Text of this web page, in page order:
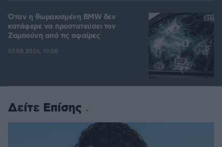
Όταν η θωρακισμένη BMW δεν
κατάφερε να προστατεύσει τον
Ζαμπούνη από τις σφαίρες
07.08.2026, 19:08
Δείτε Επίσης